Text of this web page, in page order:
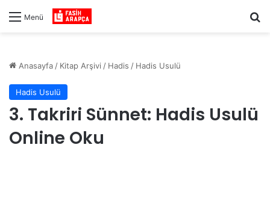
Menü
Anasayfa / Kitap Arşivi / Hadis / Hadis Usulü
Hadis Usulü
3. Takriri Sünnet: Hadis Usulü
Online Oku